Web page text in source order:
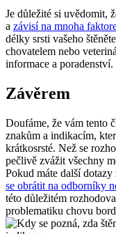
Je důležité si uvědomit,
a závisí na mnoha
délky srsti vašeho
chovatelem nebo
informace a poradenství.
Závěrem
Doufáme, že vám tento
znakům a indikacím,
krátkosrsté. Než se
pečlivě zvážit všechny
Pokud máte další
se obrátit na odborníky
této důležitém
problematiku chovu